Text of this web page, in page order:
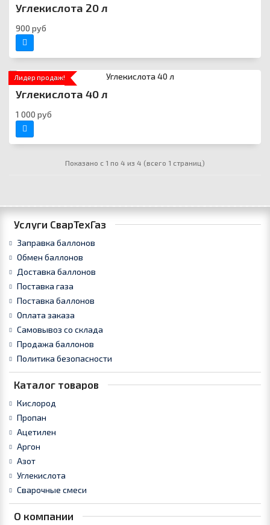
Углекислота 20 л
900 руб
Лидер продаж!
Углекислота 40 л
1 000 руб
Показано с 1 по 4 из 4 (всего 1 страниц)
Услуги СварТехГаз
Заправка баллонов
Обмен баллонов
Доставка баллонов
Поставка газа
Поставка баллонов
Оплата заказа
Самовывоз со склада
Продажа баллонов
Политика безопасности
Каталог товаров
Кислород
Пропан
Ацетилен
Аргон
Азот
Углекислота
Сварочные смеси
О компании